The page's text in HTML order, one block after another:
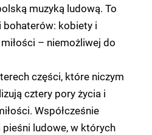
muzyką ludową. To
kobiety i
– niemożliwej do
części, które niczym
cztery pory życia i
Współcześnie
ludowe, w których